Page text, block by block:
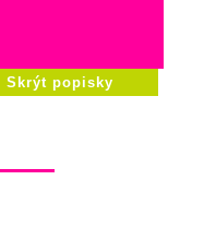
Skrýt popisky